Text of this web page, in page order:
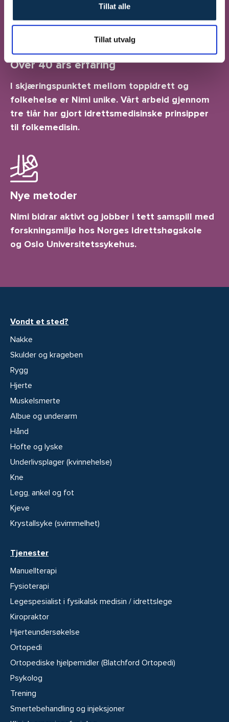
Tillat alle
Tillat utvalg
Over 40 års erfaring
I skjæringspunktet mellom toppidrett og
folkehelse er Nimi unike. Vårt arbeid gjennom
tre tiår har gjort idrettsmedisinske prinsipper
til folkemedisin.
Nye metoder
Nimi bidrar aktivt og jobber i tett samspill med
forskningsmiljø hos Norges Idrettshøgskole
og Oslo Universitetssykehus.
Vondt et sted?
Nakke
Skulder og krageben
Rygg
Hjerte
Muskelsmerte
Albue og underarm
Hånd
Hofte og lyske
Underlivsplager (kvinnehelse)
Kne
Legg, ankel og fot
Kjeve
Krystallsyke (svimmelhet)
Tjenester
Manuellterapi
Fysioterapi
Legespesialist i fysikalsk medisin / idrettslege
Kiropraktor
Hjerteundersøkelse
Ortopedi
Ortopediske hjelpemidler (Blatchford Ortopedi)
Psykolog
Trening
Smertebehandling og injeksjoner